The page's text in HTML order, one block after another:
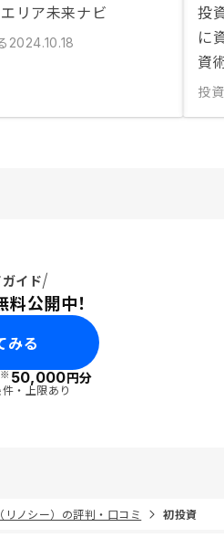
リア未来ナビ
2024.10.18
投
に
資
投
イド
公開中！
みる
※50,000円分
・上限あり
リノシー）の評判・口コミ 初投資